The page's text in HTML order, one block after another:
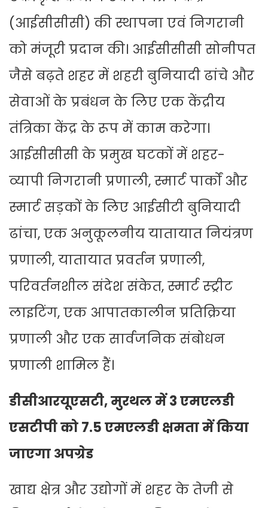
(आईसीसीसी) की स्थापना एवं निगरानी
को मंजूरी प्रदान की। आईसीसीसी सोनीपत
जैसे बढ़ते शहर में शहरी बुनियादी ढांचे और
सेवाओं के प्रबंधन के लिए एक केंद्रीय
तंत्रिका केंद्र के रूप में काम करेगा।
आईसीसीसी के प्रमुख घटकों में शहर-
व्यापी निगरानी प्रणाली, स्मार्ट पार्कों और
स्मार्ट सड़कों के लिए आईसीटी बुनियादी
ढांचा, एक अनुकूलनीय यातायात नियंत्रण
प्रणाली, यातायात प्रवर्तन प्रणाली,
परिवर्तनशील संदेश संकेत, स्मार्ट स्ट्रीट
लाइटिंग, एक आपातकालीन प्रतिक्रिया
प्रणाली और एक सार्वजनिक संबोधन
प्रणाली शामिल हैं।
डीसीआरयूएसटी, मुरथल में 3 एमएलडी
एसटीपी को 7.5 एमएलडी क्षमता में किया
जाएगा अपग्रेड
खाद्य क्षेत्र और उद्योगों में शहर के तेजी से